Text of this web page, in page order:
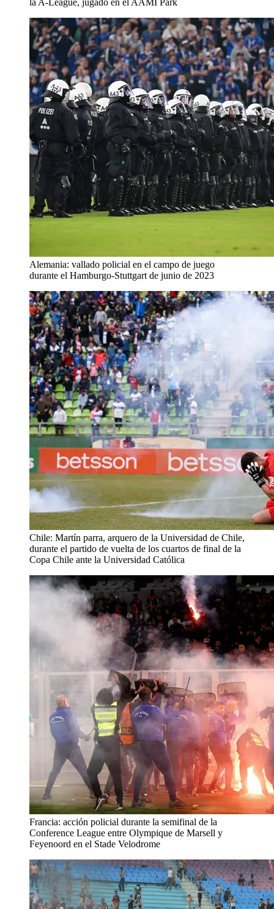
Alemania: vallado policial en el campo de juego
durante el Hamburgo-Stuttgart de junio de 2023
Chile: Martín parra, arquero de la Universidad de Chile,
durante el partido de vuelta de los cuartos de final de la
Copa Chile ante la Universidad Católica
Francia: acción policial durante la semifinal de la
Conference League entre Olympique de Marsell y
Feyenoord en el Stade Velodrome